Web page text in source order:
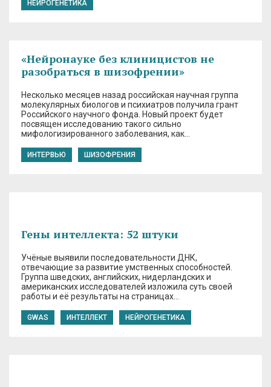
НЕЙРОГЕНЕТИКА
«Нейронауке без клиницистов не
разобраться в шизофрении»
Несколько месяцев назад российская научная группа
молекулярных биологов и психиатров получила грант
Российского научного фонда. Новый проект будет
посвящен исследованию такого сильно
мифологизированного заболевания, как…
ИНТЕРВЬЮ ШИЗОФРЕНИЯ
Гены интеллекта: 52 штуки
Учёные выявили последовательности ДНК,
отвечающие за развитие умственных способностей.
Группа шведских, английских, нидерландских и
американских исследователей изложила суть своей
работы и её результаты на страницах…
GWAS ИНТЕЛЛЕКТ НЕЙРОГЕНЕТИКА